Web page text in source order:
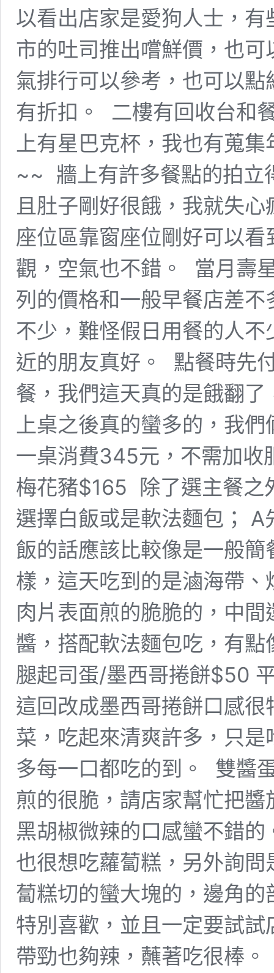
以看出店家是愛狗人士，
市的吐司推出嚐鮮價，也
氣排行可以參考，也可以
有折扣。 ​ 二樓有回收台和
上有星巴克杯，我也有蒐
~~ ​ 牆上有許多餐點的拍立
且肚子剛好很餓，我就失
座位區靠窗座位剛好可以
觀，空氣也不錯。 ​ 當月壽
列的價格和一般早餐店差
不少，難怪假日用餐的人
近的朋友真好。 ​ 點餐時先
餐，我們這天真的是餓翻
上桌之後真的蠻多的，我
一桌消費345元，不需加收
梅花豬$165 ​ 除了選主餐之
選擇白飯或是軟法麵包；
飯的話應該比較像是一般
樣，這天吃到的是滷海帶
肉片表面煎的脆脆的，中
醬，搭配軟法麵包吃，有
腿起司蛋/墨西哥捲餅$50
這回改成墨西哥捲餅口感
菜，吃起來清爽許多，只
多每一口都吃的到。 ​ 雙醬
煎的很脆，請店家幫忙把
黑胡椒微辣的口感蠻不錯
也很想吃蘿蔔糕，另外詢
蔔糕切的蠻大塊的，邊角的
特別喜歡，並且一定要試
帶勁也夠辣，蘸著吃很棒